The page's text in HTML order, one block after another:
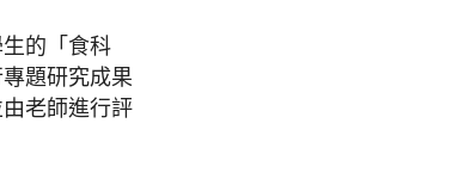
的「食科
題研究成果
老師進行評